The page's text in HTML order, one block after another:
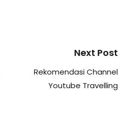
Next Post
Rekomendasi Channel
Youtube Travelling